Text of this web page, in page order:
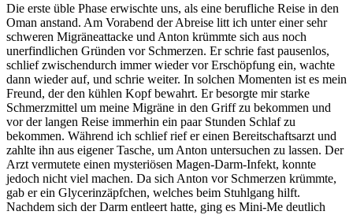
Die erste üble Phase erwischte uns, als eine berufliche Reise in den
Oman anstand. Am Vorabend der Abreise litt ich unter einer sehr
schweren Migräneattacke und Anton krümmte sich aus noch
unerfindlichen Gründen vor Schmerzen. Er schrie fast pausenlos,
schlief zwischendurch immer wieder vor Erschöpfung ein, wachte
dann wieder auf, und schrie weiter. In solchen Momenten ist es mein
Freund, der den kühlen Kopf bewahrt. Er besorgte mir starke
Schmerzmittel um meine Migräne in den Griff zu bekommen und
vor der langen Reise immerhin ein paar Stunden Schlaf zu
bekommen. Während ich schlief rief er einen Bereitschaftsarzt und
zahlte ihn aus eigener Tasche, um Anton untersuchen zu lassen. Der
Arzt vermutete einen mysteriösen Magen-Darm-Infekt, konnte
jedoch nicht viel machen. Da sich Anton vor Schmerzen krümmte,
gab er ein Glycerinzäpfchen, welches beim Stuhlgang hilft.
Nachdem sich der Darm entleert hatte, ging es Mini-Me deutlich